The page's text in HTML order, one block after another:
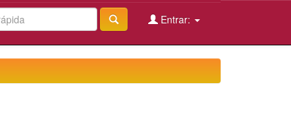
Entrar: